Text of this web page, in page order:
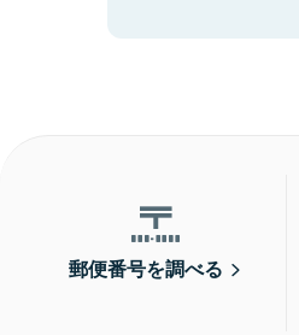
郵便番号を調べる